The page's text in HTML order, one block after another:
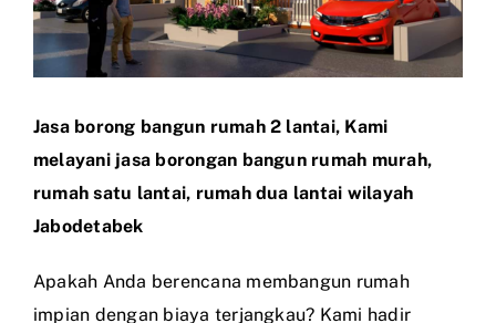
Jasa borong bangun rumah 2 lantai, Kami
melayani jasa borongan bangun rumah murah,
rumah satu lantai, rumah dua lantai wilayah
Jabodetabek
Apakah Anda berencana membangun rumah
impian dengan biaya terjangkau? Kami hadir